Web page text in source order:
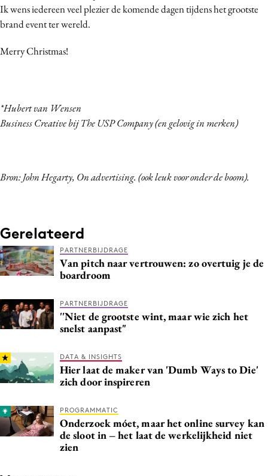
Ik wens iedereen veel plezier de komende dagen tijdens het grootste
brand event ter wereld.
Merry Christmas!
*Hubert van Wensen
Business Creative bij The USP Company (en gelovig in merken)
Bron: John Hegarty, On advertising. (ook leuk voor onder de boom).
Gerelateerd
PARTNERBIJDRAGE
Van pitch naar vertrouwen: zo overtuig je de
boardroom
PARTNERBIJDRAGE
''Niet de grootste wint, maar wie zich het
snelst aanpast"
DATA & INSIGHTS
Hier laat de maker van 'Dumb Ways to Die'
zich door inspireren
PROGRAMMATIC
Onderzoek móet, maar het online survey kan
de sloot in – het laat de werkelijkheid niet
zien